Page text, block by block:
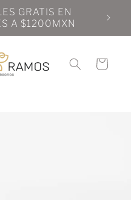
GRATIS EN
A $1200MXN
Carrito